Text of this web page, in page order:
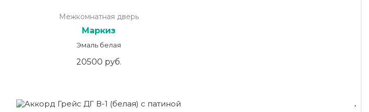
Межкомнатная дверь
Маркиз
Эмаль белая
20500 руб.